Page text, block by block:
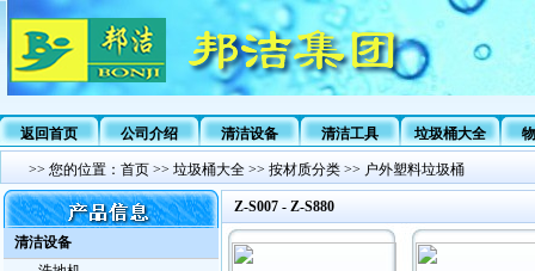
返回首页 公司介绍 清洁设备 清洁工具 垃圾桶大全
>> 您的位置： 首页 >> 垃圾桶大全 >> 按材质分类 >> 户外塑料垃圾桶
清洁设备
Z-S007 - Z-S880